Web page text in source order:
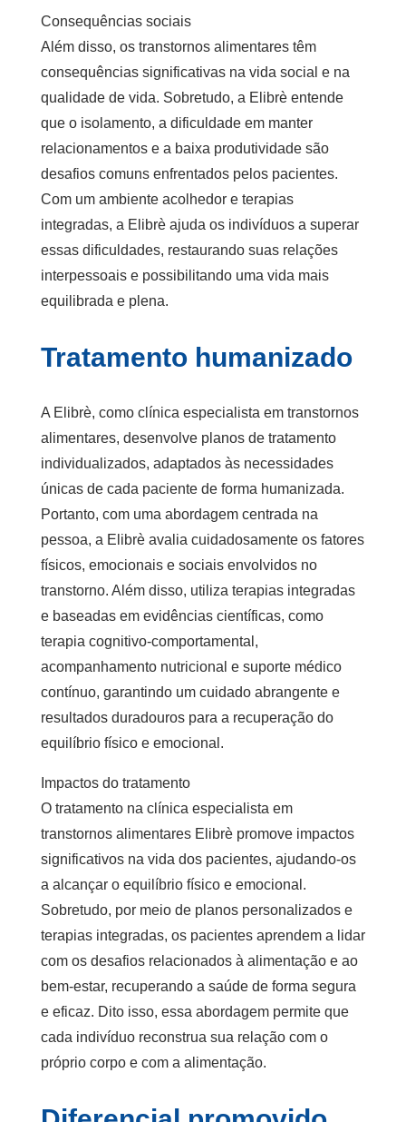
Consequências sociais
Além disso, os transtornos alimentares têm
consequências significativas na vida social e na
qualidade de vida. Sobretudo, a Elibrè entende
que o isolamento, a dificuldade em manter
relacionamentos e a baixa produtividade são
desafios comuns enfrentados pelos pacientes.
Com um ambiente acolhedor e terapias
integradas, a Elibrè ajuda os indivíduos a superar
essas dificuldades, restaurando suas relações
interpessoais e possibilitando uma vida mais
equilibrada e plena.
Tratamento humanizado
A Elibrè, como clínica especialista em transtornos
alimentares, desenvolve planos de tratamento
individualizados, adaptados às necessidades
únicas de cada paciente de forma humanizada.
Portanto, com uma abordagem centrada na
pessoa, a Elibrè avalia cuidadosamente os fatores
físicos, emocionais e sociais envolvidos no
transtorno. Além disso, utiliza terapias integradas
e baseadas em evidências científicas, como
terapia cognitivo-comportamental,
acompanhamento nutricional e suporte médico
contínuo, garantindo um cuidado abrangente e
resultados duradouros para a recuperação do
equilíbrio físico e emocional.
Impactos do tratamento
O tratamento na clínica especialista em
transtornos alimentaresElibrè promove impactos
significativos na vida dos pacientes, ajudando-os
a alcançar o equilíbrio físico e emocional.
Sobretudo, por meio de planos personalizados e
terapias integradas, os pacientes aprendem a lidar
com os desafios relacionados à alimentação e ao
bem-estar, recuperando a saúde de forma segura
e eficaz. Dito isso, essa abordagem permite que
cada indivíduo reconstrua sua relação com o
próprio corpo e com a alimentação.